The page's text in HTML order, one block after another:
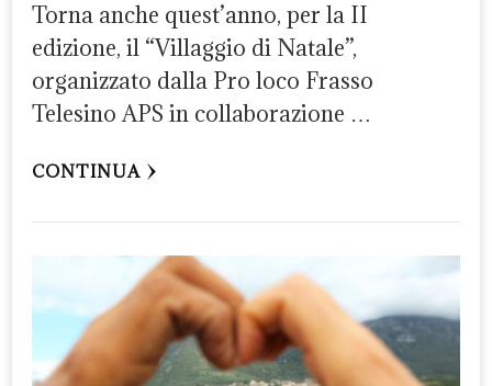
Torna anche quest’anno, per la II
edizione, il “Villaggio di Natale”,
organizzato dalla Pro loco Frasso
Telesino APS in collaborazione …
CONTINUA